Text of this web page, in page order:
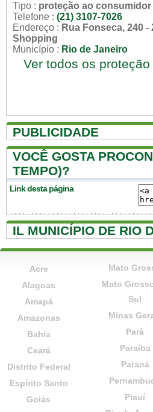
Tipo : proteção ao consumidor
Telefone : (21) 3107-7026
Endereço : Rua Fonseca, 240 -
Shopping
Município : Rio de Janeiro
Ver todos os
PUBLICIDADE
VOCÊ GOSTA
TEMPO)?
Link desta página
IL MUNICÍPIO DE RIO
Acre
Alagoas
Amapá
Amazonas
Bahia
Ceará
Distrito Federal
Espírito Santo
Goiás
Mato
Mato
Sul
Minas
Pará
Paraíba
Paraná
Piauí